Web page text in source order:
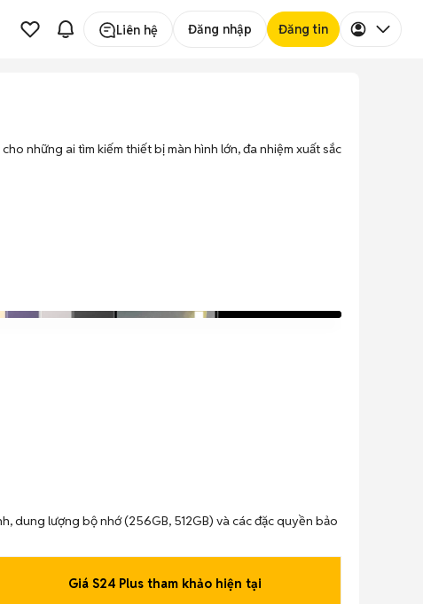
Liên hệ Đăng nhập Đăng tin
những ai tìm kiếm thiết bị màn hình lớn, đa nhiệm xuất sắc
dung lượng bộ nhớ (256GB, 512GB) và các đặc quyền bảo
Giá S24 Plus tham khảo hiện tại